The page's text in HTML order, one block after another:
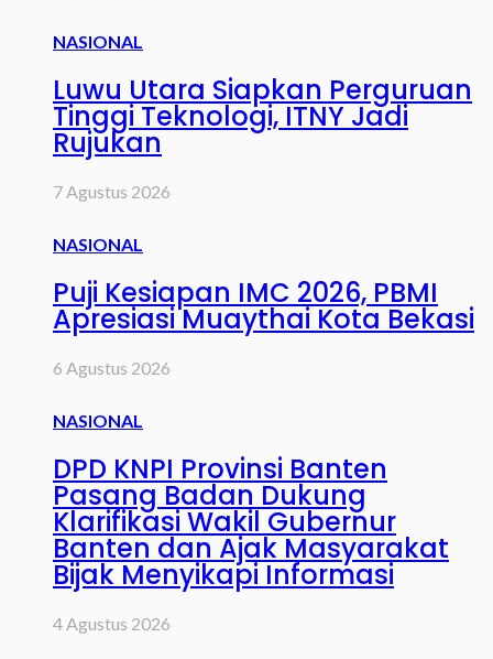
NASIONAL
Luwu Utara Siapkan Perguruan
Tinggi Teknologi, ITNY Jadi
Rujukan
7 Agustus 2026
NASIONAL
Puji Kesiapan IMC 2026, PBMI
Apresiasi Muaythai Kota Bekasi
6 Agustus 2026
NASIONAL
DPD KNPI Provinsi Banten
Pasang Badan Dukung
Klarifikasi Wakil Gubernur
Banten dan Ajak Masyarakat
Bijak Menyikapi Informasi
4 Agustus 2026